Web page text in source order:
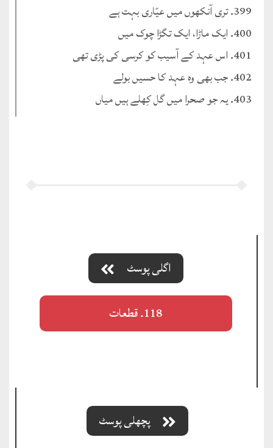
399۔ تری آنکھوں میں عیّاری بہت ہے
400۔ ایک ماڑا، ایک تگڑا چوک میں
401۔ اس عہد کے آسیب کو کرسی کی پڑی تھی
402۔ جب بھی وہ عہد کا حسیں بولے
403۔ یہ جو صحرا میں گل کِھلے ہیں میاں
اگلی پوسٹ
118۔ قطعات
پچھلی پوسٹ